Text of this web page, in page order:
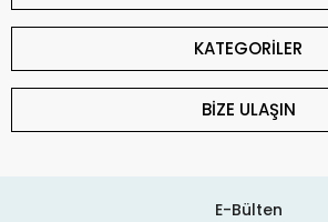
KATEGORİLER
BİZE ULAŞIN
E-Bülten